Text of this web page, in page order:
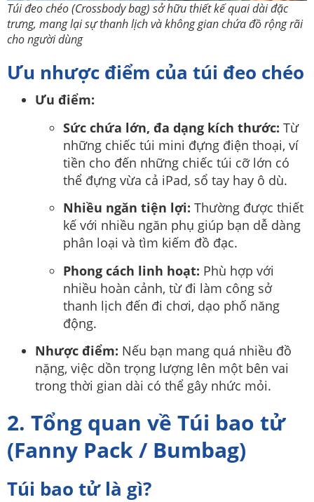
Túi đeo chéo (Crossbody bag) sở hữu thiết kế quai dài đặc
trưng, mang lại sự thanh lịch và không gian chứa đồ rộng rãi
cho người dùng
Ưu nhược điểm của túi đeo chéo
Ưu điểm:
Sức chứa lớn, đa dạng kích thước: Từ
những chiếc túi mini đựng điện thoại, ví
tiền cho đến những chiếc túi cỡ lớn có
thể đựng vừa cả iPad, sổ tay hay ô dù.
Nhiều ngăn tiện lợi: Thường được thiết
kế với nhiều ngăn phụ giúp bạn dễ dàng
phân loại và tìm kiếm đồ đạc.
Phong cách linh hoạt: Phù hợp với
nhiều hoàn cảnh, từ đi làm công sở
thanh lịch đến đi chơi, dạo phố năng
động.
Nhược điểm: Nếu bạn mang quá nhiều đồ
nặng, việc dồn trọng lượng lên một bên vai
trong thời gian dài có thể gây nhức mỏi.
2. Tổng quan về Túi bao tử
(Fanny Pack / Bumbag)
Túi bao tử là gì?